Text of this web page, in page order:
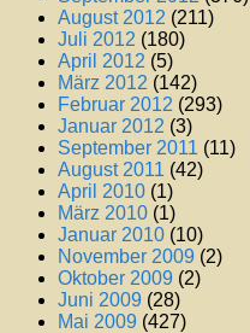
August 2012 (211)
Juli 2012 (180)
April 2012 (5)
März 2012 (142)
Februar 2012 (293)
Januar 2012 (3)
September 2011 (11)
August 2011 (42)
April 2010 (1)
März 2010 (1)
Januar 2010 (10)
November 2009 (2)
Oktober 2009 (2)
Juni 2009 (28)
Mai 2009 (427)